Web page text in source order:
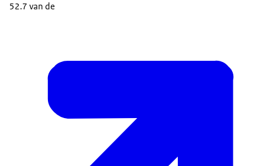
52.7 van de